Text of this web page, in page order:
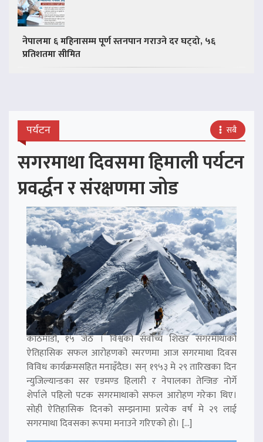
नेपालमा ६ महिनासम्म पूर्ण स्तनपान गराउने दर घट्दो, ५६
प्रतिशतमा सीमित
पर्यटन सबै
सगरमाथा दिवसमा हिमाली पर्यटन
प्रवर्द्धन र संरक्षणमा जोड
काठमाडौं, १५ जेठ । विश्वको सर्वोच्च शिखर सगरमाथाको
ऐतिहासिक सफल आरोहणको स्मरणमा आज सगरमाथा दिवस
विविध कार्यक्रमसहित मनाइँदैछ। सन् १९५३ मे २९ तारिखका दिन
न्युजिल्यान्डका सर एडमण्ड हिलारी र नेपालका तेन्जिङ नोर्गे
शेर्पाले पहिलो पटक सगरमाथाको सफल आरोहण गरेका थिए।
सोही ऐतिहासिक दिनको सम्झनामा प्रत्येक वर्ष मे २९ लाई
सगरमाथा दिवसका रूपमा मनाउने गरिएको हो। […]